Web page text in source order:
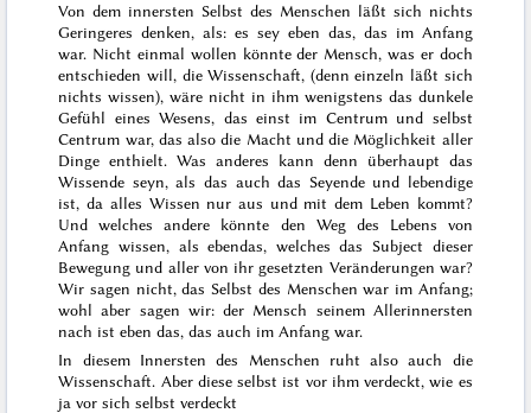
Von dem innersten Selbst des Menschen läßt sich nichts
Geringeres denken, als: es sey eben das, das im Anfang
war. Nicht einmal wollen könnte der Mensch, was er doch
entschieden will, die Wissenschaft, (denn einzeln läßt sich
nichts wissen), wäre nicht in ihm wenigstens das dunkele
Gefühl eines Wesens, das einst im Centrum und selbst
Centrum war, das also die Macht und die Möglichkeit aller
Dinge enthielt. Was anderes kann denn überhaupt das
Wissende seyn, als das auch das Seyende und lebendige
ist, da alles Wissen nur aus und mit dem Leben kommt?
Und welches andere könnte den Weg des Lebens von
Anfang wissen, als ebendas, welches das Subject dieser
Bewegung und aller von ihr gesetzten Veränderungen war?
Wir sagen nicht, das Selbst des Menschen war im Anfang;
wohl aber sagen wir: der Mensch seinem Allerinnersten
nach ist eben das, das auch im Anfang war.
In diesem Innersten des Menschen ruht also auch die
Wissenschaft. Aber diese selbst ist vor ihm verdeckt, wie es
ja vor sich selbst verdeckt